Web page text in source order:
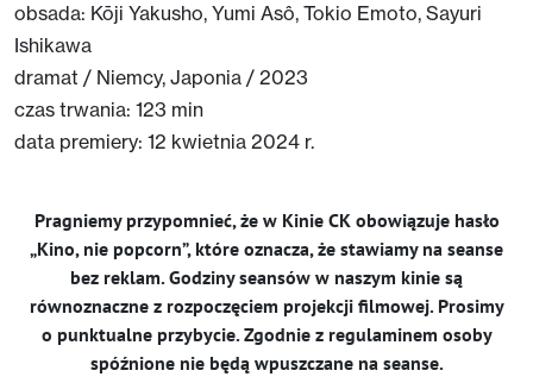
obsada: Kōji Yakusho, Yumi Asô, Tokio Emoto, Sayuri
Ishikawa
dramat / Niemcy, Japonia / 2023
czas trwania: 123 min
data premiery: 12 kwietnia 2024 r.
Pragniemy przypomnieć, że w Kinie CK obowiązuje hasło
„Kino, nie popcorn”, które oznacza, że stawiamy na seanse
bez reklam. Godziny seansów w naszym kinie są
równoznaczne z rozpoczęciem projekcji filmowej. Prosimy
o punktualne przybycie. Zgodnie z regulaminem osoby
spóźnione nie będą wpuszczane na seanse.